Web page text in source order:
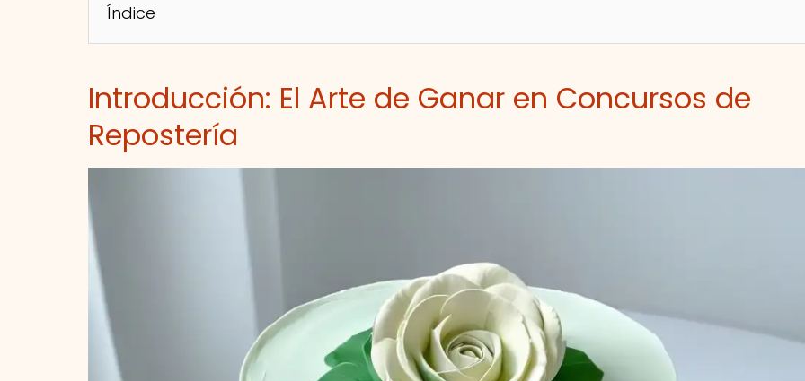
Índice
Introducción: El Arte de Ganar en Concursos de
Repostería